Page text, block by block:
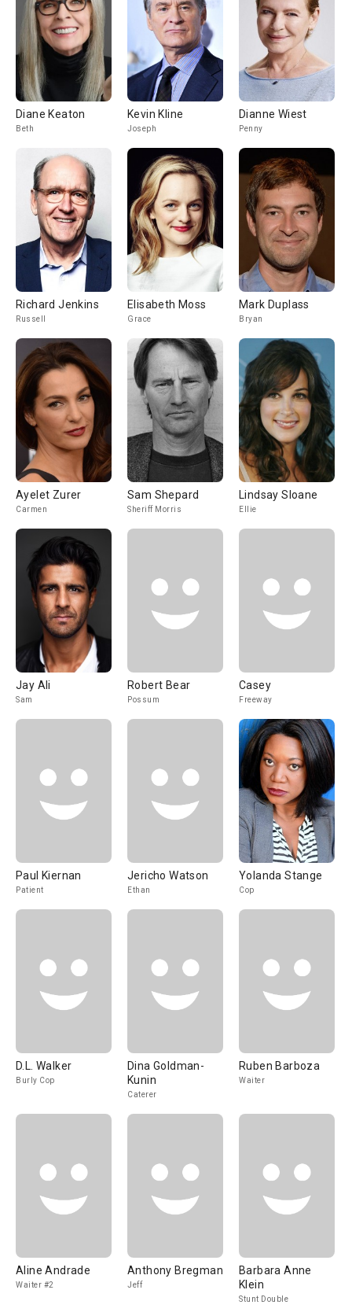
Diane Keaton
Beth
Kevin Kline
Joseph
Dianne Wiest
Penny
Richard Jenkins
Russell
Elisabeth Moss
Grace
Mark Duplass
Bryan
Ayelet Zurer
Carmen
Sam Shepard
Sheriff Morris
Lindsay Sloane
Ellie
Jay Ali
Sam
Robert Bear
Possum
Casey
Freeway
Paul Kiernan
Patient
Jericho Watson
Ethan
Yolanda Stange
Cop
D.L. Walker
Burly Cop
Dina Goldman-
Kunin
Caterer
Ruben Barboza
Waiter
Aline Andrade
Waiter #2
Anthony Bregman
Jeff
Barbara Anne
Klein
Stunt Double